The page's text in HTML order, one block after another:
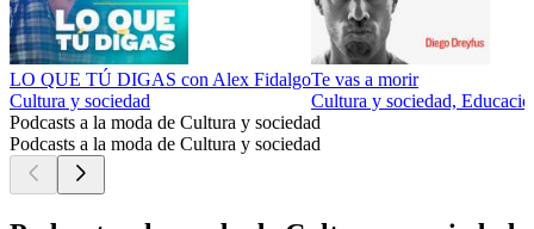
LO QUE TÚ DIGAS con Alex Fidalgo
Cultura y sociedad
Te vas a morir
Cultura y sociedad,
Podcasts a la moda de Cultura y sociedad
Podcasts a la moda de Cultura y sociedad